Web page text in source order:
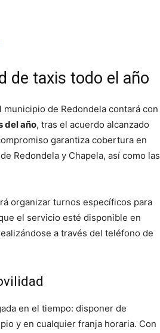
de taxis todo el año
municipio de Redondela contará con
del año, tras el acuerdo alcanzado
garantiza cobertura en
Redondela y Chapela, así como las
organizar turnos específicos para
el servicio esté disponible en
a través del teléfono de
en el tiempo: disponer de
y en cualquier franja horaria. Con